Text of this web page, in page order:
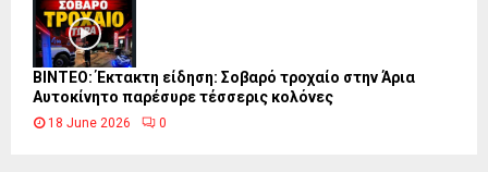
ΒΙΝΤΕΟ: Έκτακτη είδηση: Σοβαρό τροχαίο στην Άρια
Αυτοκίνητο παρέσυρε τέσσερις κολόνες
18 June 2026 0